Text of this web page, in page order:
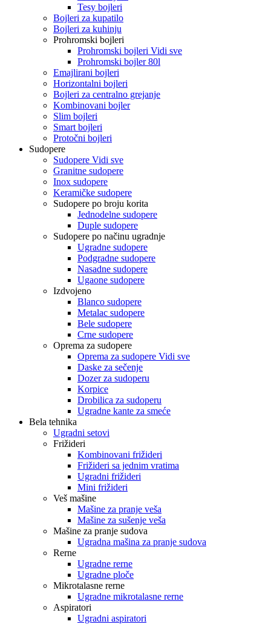
Tesy bojleri
Bojleri za kupatilo
Bojleri za kuhinju
Prohromski bojleri
Prohromski bojleri Vidi sve
Prohromski bojler 80l
Emajlirani bojleri
Horizontalni bojleri
Bojleri za centralno grejanje
Kombinovani bojler
Slim bojleri
Smart bojleri
Protočni bojleri
Sudopere
Sudopere Vidi sve
Granitne sudopere
Inox sudopere
Keramičke sudopere
Sudopere po broju korita
Jednodelne sudopere
Duple sudopere
Sudopere po načinu ugradnje
Ugradne sudopere
Podgradne sudopere
Nasadne sudopere
Ugaone sudopere
Izdvojeno
Blanco sudopere
Metalac sudopere
Bele sudopere
Crne sudopere
Oprema za sudopere
Oprema za sudopere Vidi sve
Daske za sečenje
Dozer za sudoperu
Korpice
Drobilica za sudoperu
Ugradne kante za smeće
Bela tehnika
Ugradni setovi
Frižideri
Kombinovani frižideri
Frižideri sa jednim vratima
Ugradni frižideri
Mini frižideri
Veš mašine
Mašine za pranje veša
Mašine za sušenje veša
Mašine za pranje sudova
Ugradna mašina za pranje sudova
Rerne
Ugradne rerne
Ugradne ploče
Mikrotalasne rerne
Ugradne mikrotalasne rerne
Aspiratori
Ugradni aspiratori